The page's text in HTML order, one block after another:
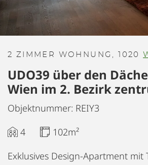
2 ZIMMER WOHNUNG, 1020
UDO39 über den
Wien im 2. Bezirk
Objektnummer: REIY3
4
102m²
Exklusives Design-Apartment mit